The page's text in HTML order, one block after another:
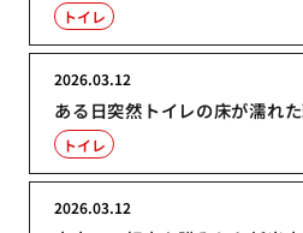
トイレ
ある日突然トイレの床が濡れ
2026.03.12
トイレ
2026.03.12